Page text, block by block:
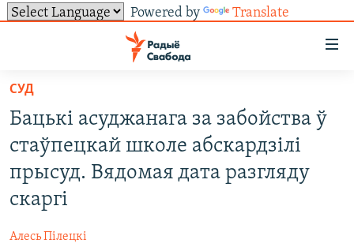
Powered by Translate
ўнівэрсальнага
доступу
Перайсьці
да
галоўнага
зьместу
Перайсьці
да
галоўнай
ТОЛЬКІ НА СВАБОДЗЕ
СУВЯЗЬ
АБЫСЬЦІ БЛЯКАВАНЬНЕ
ПАДПІСАЦЦА
САЧЫЦЕ ЗА АБНАЎЛЕНЬНЯМІ
СУД
Бацькі асуджанага за забойства ў
стаўпецкай школе абскардзілі
прысуд. Вядомая дата разгляду
скаргі
Алесь Пілецкі